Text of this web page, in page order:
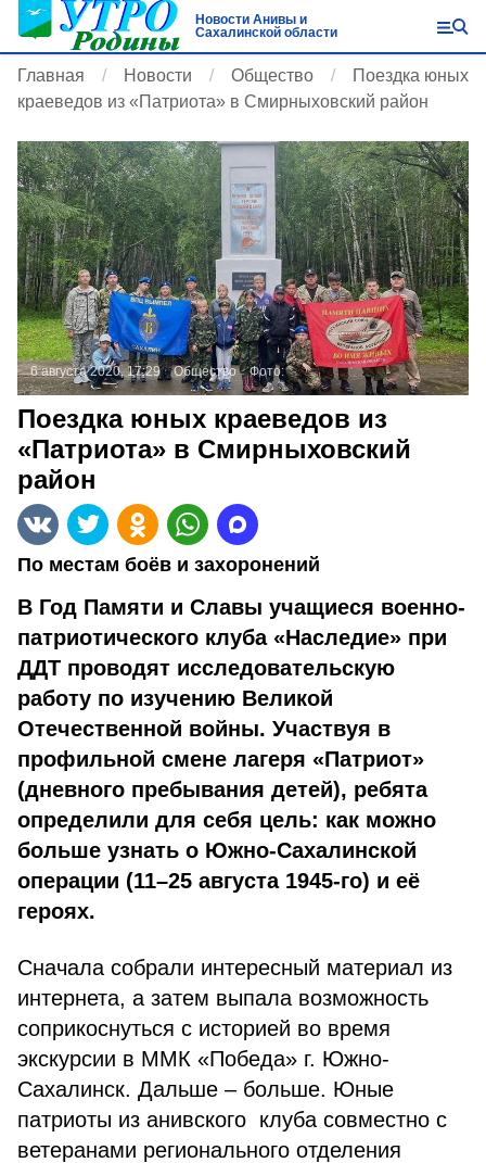
Новости Анивы и
Сахалинской области
Главная Новости Общество
Поездка юных
краеведов из «Патриота» в Смирныховский район
6 августа 2020, 17:29 Общество Фото:
Поездка юных краеведов из
«Патриота» в Смирныховский
район
По местам боёв и захоронений
В Год Памяти и Славы учащиеся военно-
патриотического клуба «Наследие» при
ДДТ проводят исследовательскую
работу по изучению Великой
Отечественной войны. Участвуя в
профильной смене лагеря «Патриот»
(дневного пребывания детей), ребята
определили для себя цель: как можно
больше узнать о Южно-Сахалинской
операции (11–25 августа 1945-го) и её
героях.
Сначала собрали интересный материал из
интернета, а затем выпала возможность
соприкоснуться с историей во время
экскурсии в ММК «Победа» г. Южно-
Сахалинск. Дальше – больше. Юные
патриоты из анивского клуба совместно с
ветеранами регионального отделения